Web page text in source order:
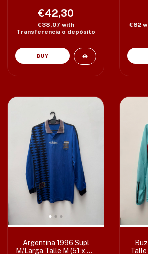
€42,30
€38,07 with
Transferencia o depósito
€82
Argentina 1996 Supl
M/Larga Talle M (51 x 76
Talle